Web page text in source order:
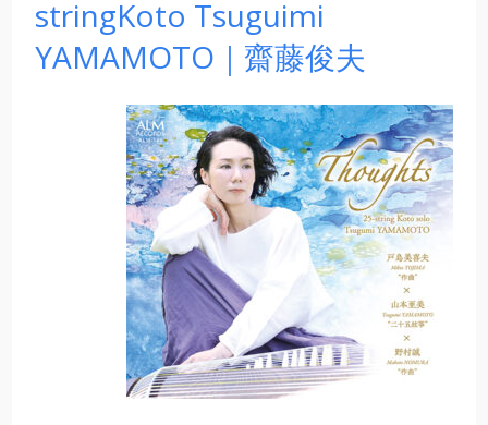
stringKoto Tsuguimi
YAMAMOTO｜齋藤俊夫